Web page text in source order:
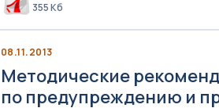
355 Кб
08.11.2013
Методические
по предупреждению и